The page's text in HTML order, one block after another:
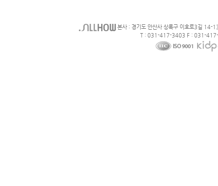
본사 : 경기도 안산사 상록구 이호로3길 14-
T : 031-417-3403 F : 031-